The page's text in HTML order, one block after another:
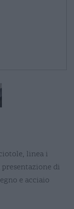
linea i
di
e acciaio